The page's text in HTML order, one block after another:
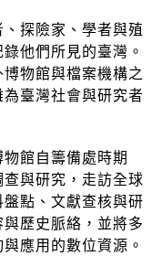
探險家、學者與殖
他們所見的臺灣。
物館與檔案機構之
臺灣社會與研究者
館自籌備處時期
與研究，走訪全球
點、文獻查核與研
歷史脈絡，並將多
應用的數位資源。